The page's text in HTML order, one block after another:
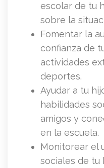
escolar de tu
sobre la
Fomentar la
confianza de
actividades
deportes.
Ayudar a tu
habilidades
amigos y
en la escuela.
Monitorear el
sociales de tu